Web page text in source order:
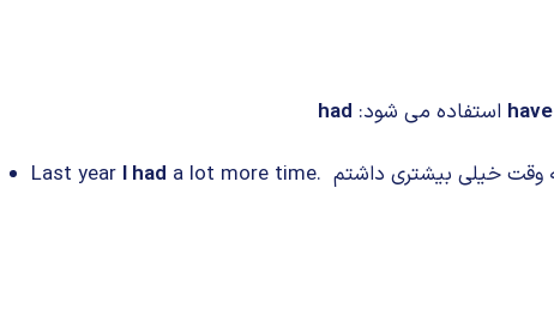
have استفاده می شود: had
Last year I had